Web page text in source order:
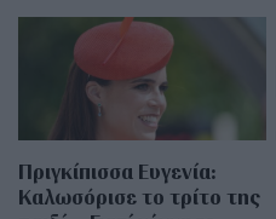
Πριγκίπισσα Ευγενία:
Καλωσόρισε το τρίτο της